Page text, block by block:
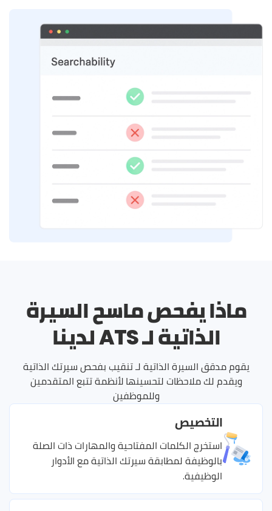
ماذا يفحص ماسح السيرة
الذاتية لـ ATS لدينا
يقوم مدقق السيرة الذاتية لـ تنقيب بفحص سيرتك الذاتية
ويقدم لك ملاحظات لتحسينها لأنظمة تتبع المتقدمين
وللموظفين
التخصيص
استخرج الكلمات المفتاحية والمهارات ذات الصلة
بالوظيفة لمطابقة سيرتك الذاتية مع الأدوار
الوظيفية.